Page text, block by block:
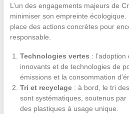
L’un des engagements majeurs de
minimiser son empreinte
place des actions concrètes pour
responsable.
Technologies vertes :
innovants et de technologies de
émissions et la consommation
Tri et recyclage: à bord, le tri
sont systématiques, soutenus
des plastiques à usage unique.